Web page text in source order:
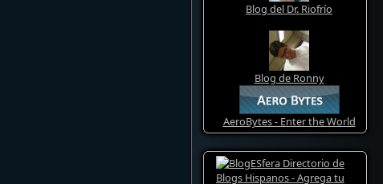
Blog del Dr. Riofrío
Blog de Ronny
AeroBytes - Enter the World